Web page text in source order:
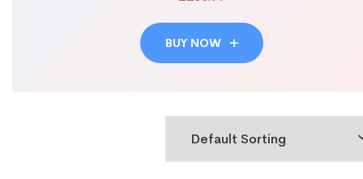
BUY NOW